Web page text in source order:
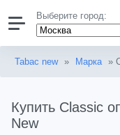
Выберите город:
Tabac new » Марка »
Купить Classic
New